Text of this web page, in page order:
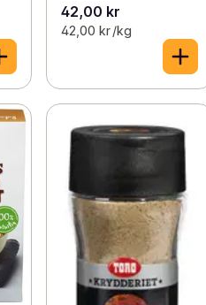
42,00 kr
42,00 kr /kg